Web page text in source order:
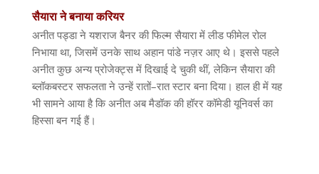
सैयारानेबनायाकरियर
अनीत पड्डा ने यशराज बैनर की फिल्म सैयारा में लीड फीमेल रोल
निभाया था, जिसमें उनके साथ अहान पांडे नज़र आए थे। इससे पहले
अनीत कुछ अन्य प्रोजेक्ट्स में दिखाई दे चुकी थीं, लेकिन सैयारा की
ब्लॉकबस्टर सफलता ने उन्हें रातों–रात स्टार बना दिया। हाल ही में यह
भी सामने आया है कि अनीत अब मैडॉक की हॉरर कॉमेडी यूनिवर्स का
हिस्सा बन गई हैं।